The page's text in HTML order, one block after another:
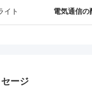
イト 電気通信の
ージ